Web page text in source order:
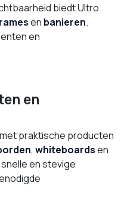
biedt Ultro
en banieren.
en
en
praktische producten
, whiteboardsen
en stevige